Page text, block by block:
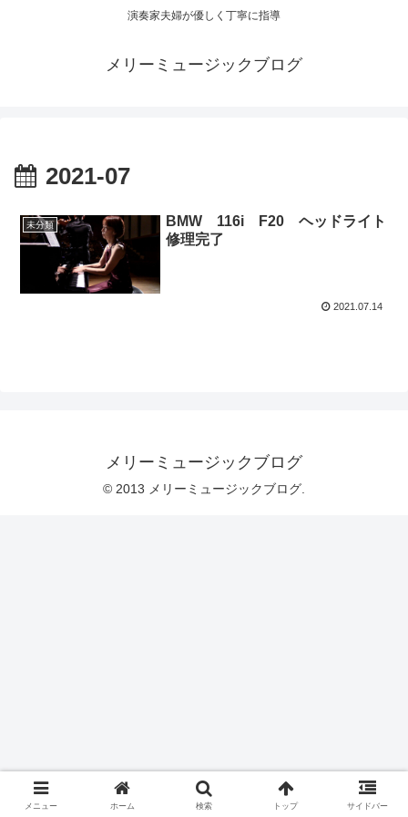
演奏家夫婦が優しく丁寧に指導
メリーミュージックブログ
2021-07
未分類
BMW 116i F20 ヘッドライト
修理完了
2021.07.14
メリーミュージックブログ
© 2013 メリーミュージックブログ.
メニュー ホーム 検索 トップ サイドバー